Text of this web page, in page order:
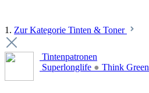
1. Zur Kategorie Tinten & Toner
Tintenpatronen
Superlonglife ● Think Green